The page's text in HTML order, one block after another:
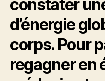
constater
d’énergie
corps. Pour
regagner en